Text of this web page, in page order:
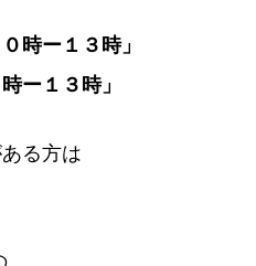
時ー１３時」
ー１３時」
る方は